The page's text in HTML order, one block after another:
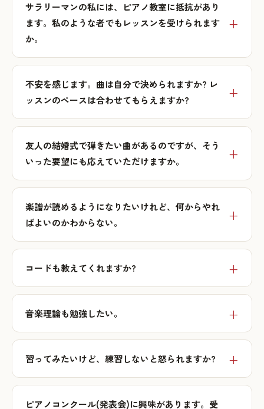
サラリーマンの私には、ピアノ教室に抵抗があり
ます。私のような者でもレッスンを受けられます
か。
不安を感じます。曲は自分で決められますか? レ
ッスンのペースは合わせてもらえますか?
友人の結婚式で弾きたい曲があるのですが、そう
いった要望にも応えていただけますか。
楽譜が読めるようになりたいけれど、何からやれ
ばよいのかわからない。
コードも教えてくれますか?
音楽理論も勉強したい。
習ってみたいけど、練習しないと怒られますか?
ピアノコンクール(発表会)に興味があります。受